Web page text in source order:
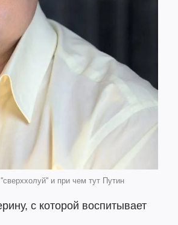
и при чем тут Путин
с которой воспитывает